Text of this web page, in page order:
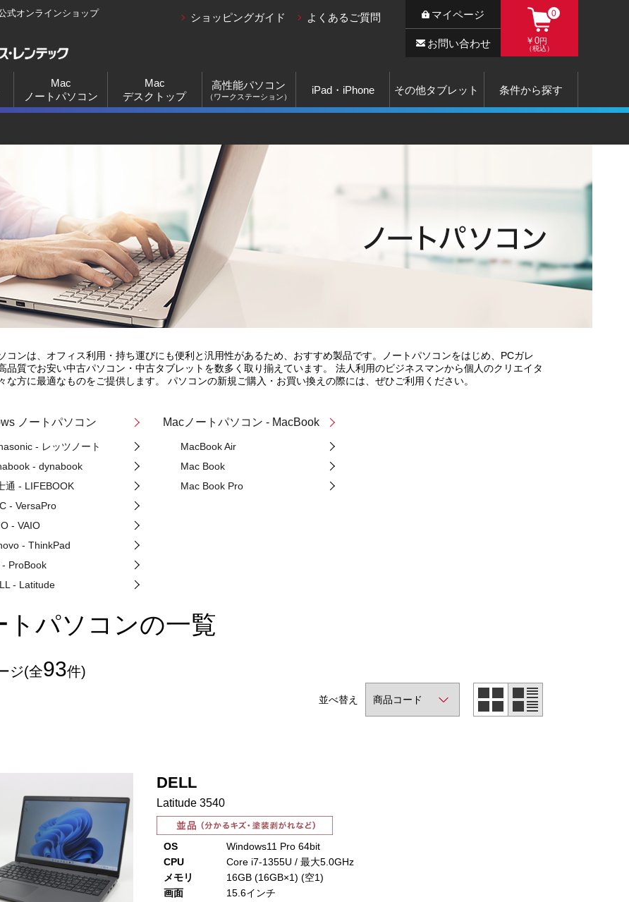
式オンラインショップ
Mac
ノートパソコン
Mac
デスクトップ
高性能パソコン
（ワークステーション）
iPad・iPhone その他タブレット 条件から探す
ショッピングガイド よくあるご質問 マイページ
お問い合わせ
0
￥0円
（税込）
コンは、オフィス利用・持ち運びにも便利と汎用性があるため、おすすめ製品です。ノートパソコンをはじめ、PCガレ
品質でお安い中古パソコン・中古タブレットを数多く取り揃えています。 法人利用のビジネスマンから個人のクリエイタ
な方に最適なものをご提供します。 パソコンの新規ご購入・お買い換えの際には、ぜひご利用ください。
ノートパソコン
- レッツノート
- dynabook
通 - LIFEBOOK
- VersaPro
- VAIO
- ThinkPad
- ProBook
- Latitude
Macノートパソコン - MacBook
MacBook Air
Mac Book
Mac Book Pro
トパソコンの一覧
ジ(全93件)
並べ替え
DELL
Latitude 3540
OS
Windows11 Pro 64bit
CPU
Core i7-1355U / 最大5.0GHz
メモリ
16GB (16GB×1) (空1)
画面
15.6インチ